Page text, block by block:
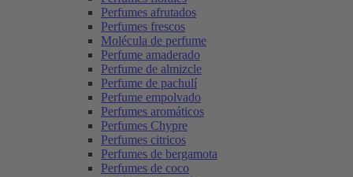
Perfumes afrutados
Perfumes frescos
Molécula de perfume
Perfume amaderado
Perfume de almizcle
Perfume de pachulí
Perfume empolvado
Perfumes aromáticos
Perfumes Chypre
Perfumes citricos
Perfumes de bergamota
Perfumes de coco